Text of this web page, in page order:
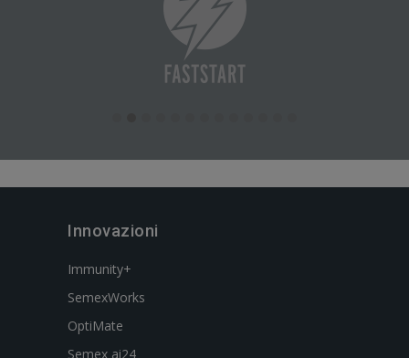
Innovazioni
Immunity+
SemexWorks
OptiMate
Semex ai24